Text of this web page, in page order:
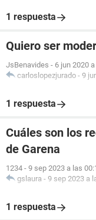
1 respuesta
Quiero ser
JsBenavides - 6 jun 2020
carloslopezjurado - 9
1 respuesta
Cuáles son los
de Garena
1234 - 9 sep 2023 a las
gslaura - 9 sep 2023 a
1 respuesta